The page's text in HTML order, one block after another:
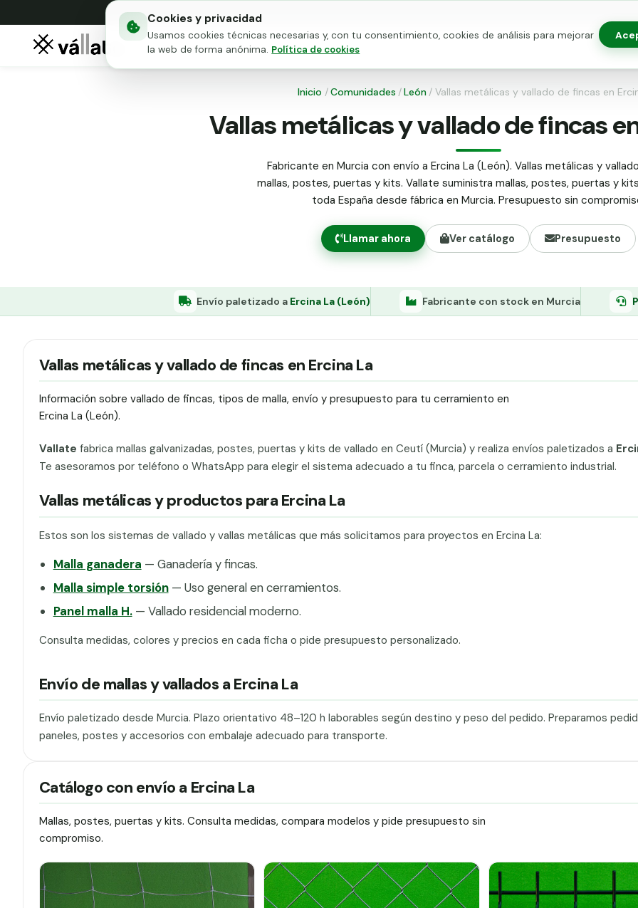
Cookies y privacidad
Usamos cookies técnicas necesarias y, con tu consentimiento, cookies de análisis para mejorar
la web de forma anónima. Política de cookies
Mallas metálicas
Puertas para vallado
Inicio /Comunidades /León / Vallas metálicas y vallado de fincas en
Vallas metálicas y vallado de fincas
Fabricante en Murcia con envío a Ercina La (León). Vallas metálicas y
mallas, postes, puertas y kits. Vallate suministra mallas, postes, puertas y
toda España desde fábrica en Murcia. Presupuesto sin
Llamar ahora Ver catálogo Presupuesto
Envío paletizado a Ercina La (León) Fabricante con stock en Murcia
Vallas metálicas y vallado de fincas en Ercina La
Información sobre vallado de fincas, tipos de malla, envío y presupuesto para tu cerramiento en
Ercina La (León).
Vallate fabrica mallas galvanizadas, postes, puertas y kits de vallado en Ceutí (Murcia) y realiza envíos paletizados a
Te asesoramos por teléfono o WhatsApp para elegir el sistema adecuado a tu finca, parcela o cerramiento industrial.
Vallas metálicas y productos para Ercina La
Estos son los sistemas de vallado y vallas metálicas que más solicitamos para proyectos en Ercina La:
Malla ganadera — Ganadería y fincas.
Malla simple torsión— Uso general en cerramientos.
Panel malla H.— Vallado residencial moderno.
Consulta medidas, colores y precios en cada ficha o pide presupuesto personalizado.
Envío de mallas y vallados a Ercina La
Envío paletizado desde Murcia. Plazo orientativo 48–120 h laborables según destino y peso del pedido. Preparamos
paneles, postes y accesorios con embalaje adecuado para transporte.
Catálogo con envío a Ercina La
Mallas, postes, puertas y kits. Consulta medidas, compara modelos y pide presupuesto sin
compromiso.